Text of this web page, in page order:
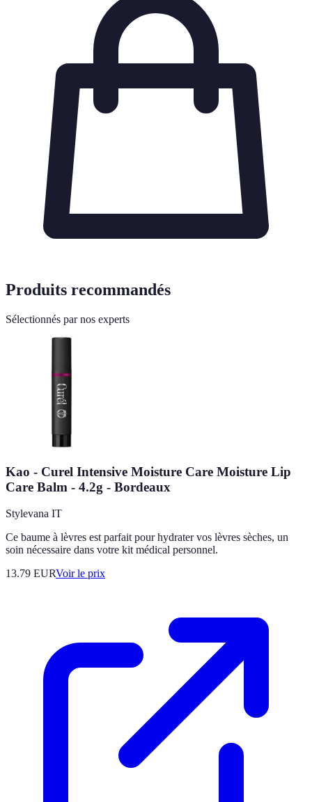
Produits recommandés
Sélectionnés par nos experts
Kao - Curel Intensive Moisture Care Moisture Lip
Care Balm - 4.2g - Bordeaux
Stylevana IT
Ce baume à lèvres est parfait pour hydrater vos lèvres sèches, un
soin nécessaire dans votre kit médical personnel.
13.79 EURVoir le prix